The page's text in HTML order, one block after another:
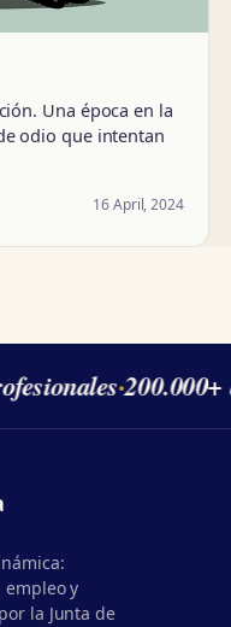
Una época en la
odio que intentan
16 April, 2024
·200.000+
empleo y
la Junta de